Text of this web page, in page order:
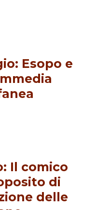
Esopo e
Il comico
di
delle